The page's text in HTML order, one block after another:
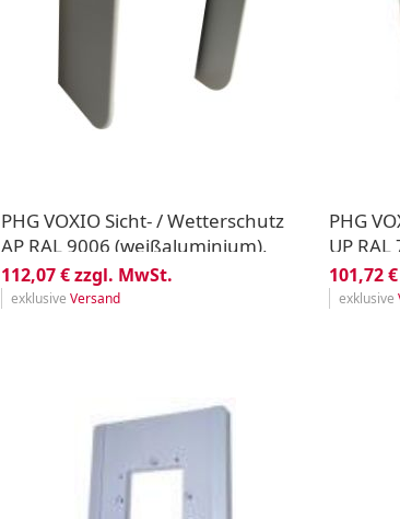
PHG VOXIO Sicht- / Wetterschutz
AP RAL 9006 (weißaluminium),
lackiert
112,07 € zzgl. MwSt.
exklusive Versand
PHG
UP
101,72
exklusive